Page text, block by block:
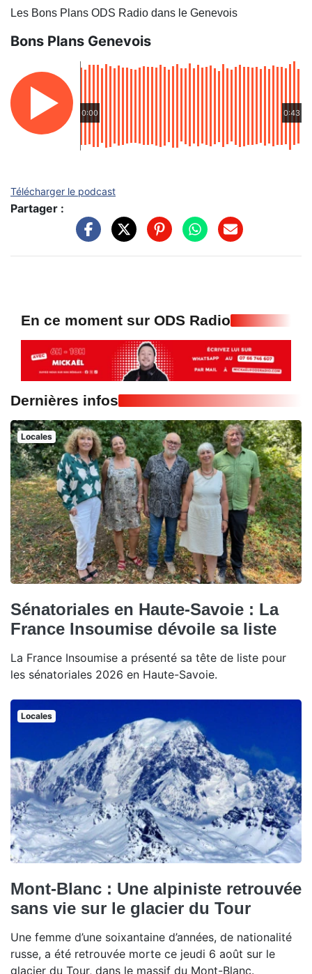
Les Bons Plans ODS Radio dans le Genevois
Bons Plans Genevois
0:00 0:43
Télécharger le podcast
Partager :
En ce moment sur ODS Radio
Dernières infos
Locales
Sénatoriales en Haute-Savoie : La
France Insoumise dévoile sa liste
La France Insoumise a présenté sa tête de liste pour
les sénatoriales 2026 en Haute-Savoie.
Locales
Mont-Blanc : Une alpiniste retrouvée
sans vie sur le glacier du Tour
Une femme d’une soixantaine d’années, de nationalité
russe, a été retrouvée morte ce jeudi 6 août sur le
glacier du Tour, dans le massif du Mont-Blanc.